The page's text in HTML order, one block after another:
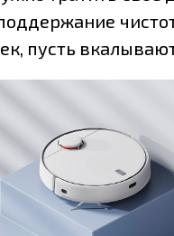
пусть